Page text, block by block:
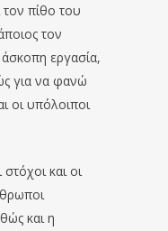
πίθο του
τον
εργασία,
για να φανώ
οι υπόλοιποι
και οι
και η